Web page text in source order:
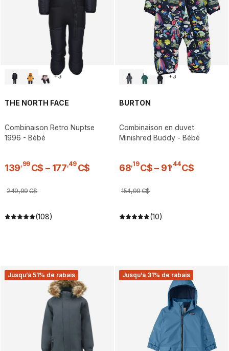
+3
THE NORTH FACE
Combinaison Retro Nuptse
1996 - Bébé
139 99 C$ – 177 49 C$
249,99C$
(108)
+3
BURTON
Combinaison en duvet
Minishred Buddy - Bébé
68 19C$ – 91 44C$
154,99C$
(10)
Jusqu’à 51% de rabais Jusqu’à 31% de rabais